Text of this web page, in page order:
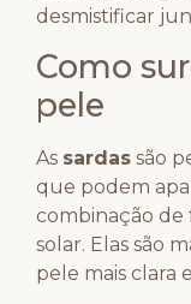
desmistificar
Como
pele
As sardas são
que podem
combinação de
solar. Elas são
pele mais clara